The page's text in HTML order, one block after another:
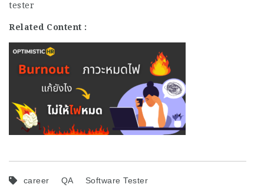
tester
Related Content :
career QA Software Tester